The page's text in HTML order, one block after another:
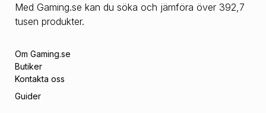
Med Gaming.se kan du söka och jämföra över 392,7
tusen produkter.
Om Gaming.se
Butiker
Kontakta oss
Guider